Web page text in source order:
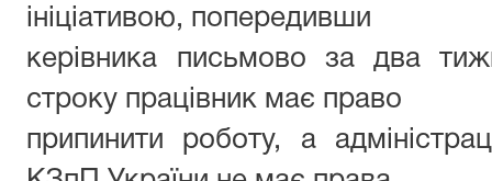
ініціативою, попередивши
керівника письмово за два
строку працівник має право
припинити роботу, а